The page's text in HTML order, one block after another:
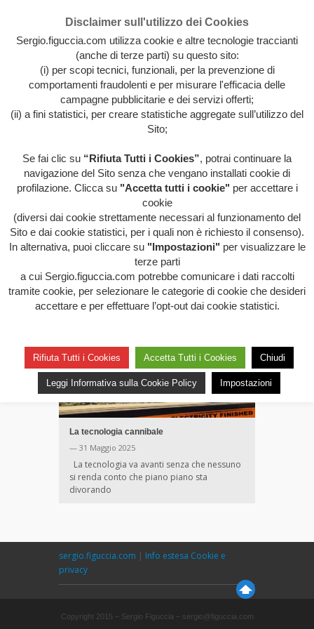
Archivio intera attività artistica di Sergio Figuccia & Opinionismo
personale
HOME/ENERGIA ELETTRICA
La tecnologia cannibale
— 31 Maggio 2025
La tecnologia va avanti senza che nessuno
si renda conto che piano piano sta
divorando
sergio.figuccia.com | Info estesa Cookie e
privacy
Copyright 2015 – Sergio Figuccia – sergio@figuccia.com
Disclaimer sull'utilizzo dei Cookies
Sergio.figuccia.com utilizza cookie e altre tecnologie traccianti
(anche di terze parti) su questo sito:
(i) per scopi tecnici, funzionali, per la prevenzione di
comportamenti fraudolenti e per misurare l'efficacia delle
campagne pubblicitarie e dei servizi offerti;
(ii) a fini statistici, per creare statistiche aggregate sull’utilizzo del
Sito;
Se fai clic su “Rifiuta Tutti i Cookies”, potrai continuare la
navigazione del Sito senza che vengano installati cookie di
profilazione. Clicca su "Accetta tutti i cookie" per accettare i
cookie
(diversi dai cookie strettamente necessari al funzionamento del
Sito e dai cookie statistici, per i quali non è richiesto il consenso).
In alternativa, puoi cliccare su "Impostazioni" per visualizzare le
terze parti
a cui Sergio.figuccia.com potrebbe comunicare i dati raccolti
tramite cookie, per selezionare le categorie di cookie che desideri
accettare e per effettuare l’opt-out dai cookie statistici.
Rifiuta Tutti i Cookies Accetta Tutti i Cookies Chiudi
Leggi Informativa sulla Cookie Policy Impostazioni